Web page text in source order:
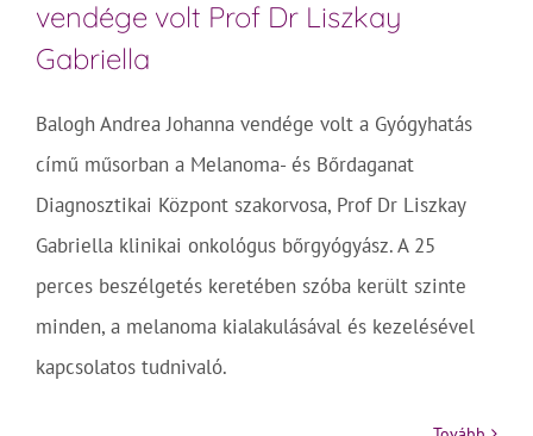
vendége volt Prof Dr Liszkay
Gabriella
Balogh Andrea Johanna vendége volt a Gyógyhatás
című műsorban a Melanoma- és Bőrdaganat
Diagnosztikai Központ szakorvosa, Prof Dr Liszkay
Gabriella klinikai onkológus bőrgyógyász. A 25
perces beszélgetés keretében szóba került szinte
minden, a melanoma kialakulásával és kezelésével
kapcsolatos tudnivaló.